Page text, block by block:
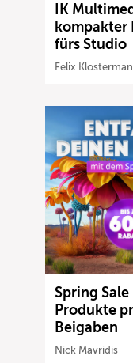
IK
kompakter
fürs Studio
Felix
Spring
Produkte
Beigaben
Nick Mavridis